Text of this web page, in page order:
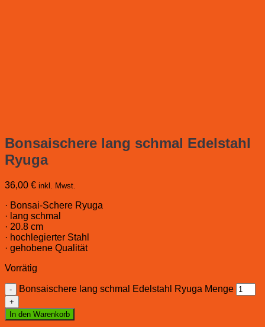
Bonsaischere lang schmal Edelstahl
Ryuga
36,00 € inkl. Mwst.
· Bonsai-Schere Ryuga
· lang schmal
· 20.8 cm
· hochlegierter Stahl
· gehobene Qualität
Vorrätig
Bonsaischere lang schmal Edelstahl Ryuga Menge
In den Warenkorb